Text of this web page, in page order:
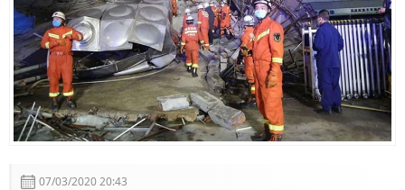
07/03/2020 20:43